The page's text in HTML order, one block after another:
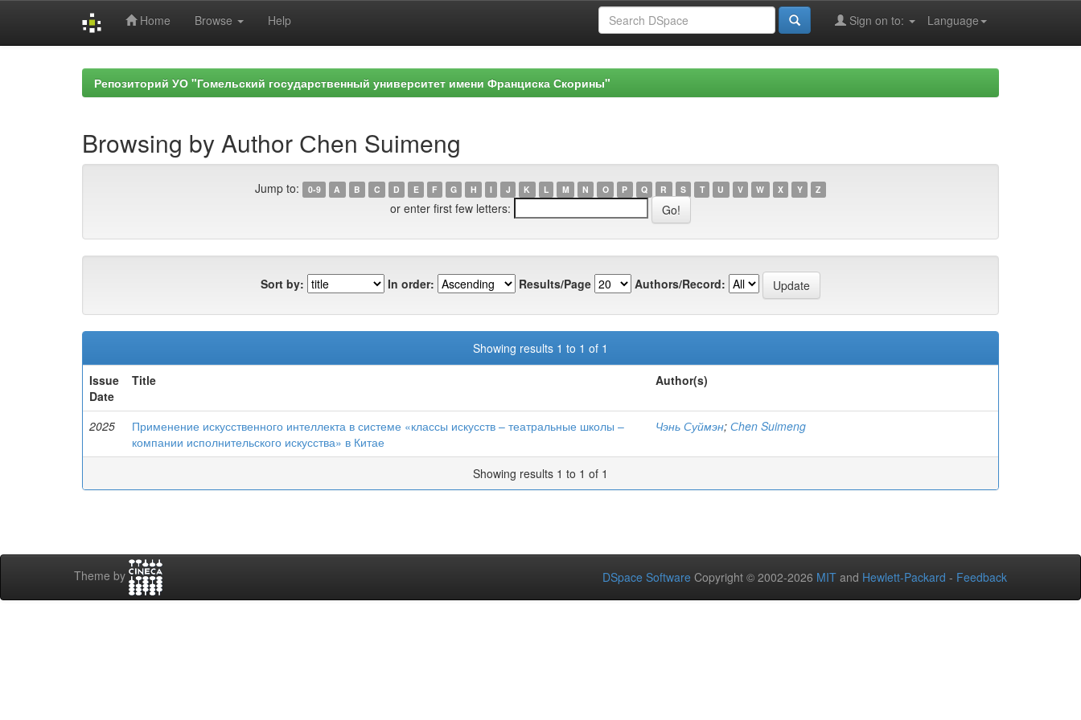
Home Browse Help Language
Sign on to:
Репозиторий УО "Гомельский государственный университет имени Франциска Скорины"
Browsing by Author Сhen Suimeng
Jump to: 0-9 A B C D E F G H I J K L M N O P Q R S T U V W X Y Z
or enter first few letters:
Sort by: In order: Results/Page Authors/Record:
Showing results 1 to 1 of 1
Issue
Date
Title Author(s)
2025
Применение искусственного интеллекта в системе «классы искусств – театральные школы –
компании исполнительского искусства» в Китае
Чэнь Суймэн; Сhen Suimeng
Showing results 1 to 1 of 1
Theme by DSpace Software Copyright © 2002-2026 MIT and Hewlett-Packard - Feedback